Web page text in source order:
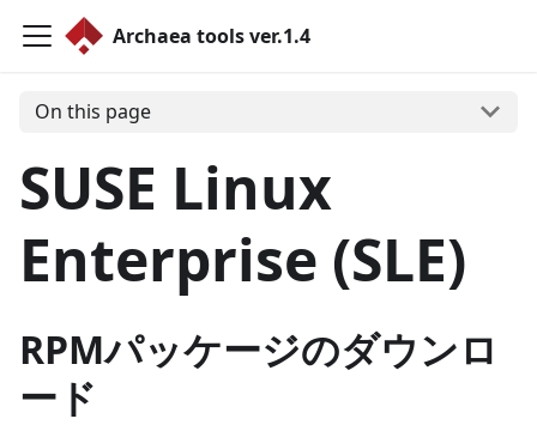
Archaea tools ver.1.4
On this page
SUSE Linux
Enterprise (SLE)
RPMパッケージのダウンロ
ード